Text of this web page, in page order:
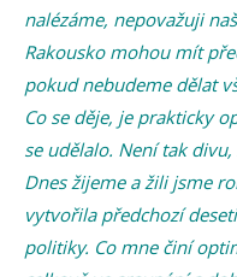
nalézáme, nepovažuji
Rakousko mohou mít
pokud nebudeme dělat
Co se děje, je prakticky
se udělalo. Není tak
Dnes žijeme a žili jsme
vytvořila předchozí
politiky. Co mne činí